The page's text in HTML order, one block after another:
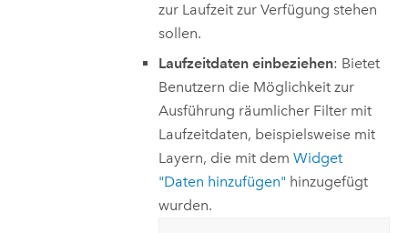
zur Laufzeit zur Verfügung stehen
sollen.
Laufzeitdaten einbeziehen: Bietet
Benutzern die Möglichkeit zur
Ausführung räumlicher Filter mit
Laufzeitdaten, beispielsweise mit
Layern, die mit demWidget
"Daten hinzufügen" hinzugefügt
wurden.